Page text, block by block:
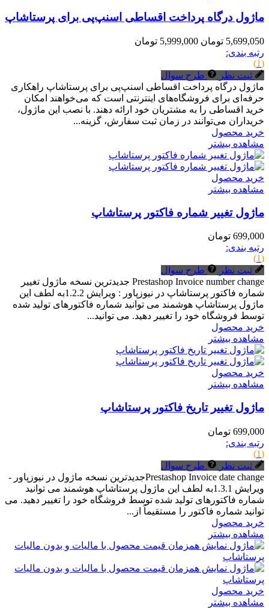
ماژول درگاه پرداخت اقساطی اسنپ‌پی برای پرستاشاپ
5,699,050 تومان
5,999,000 تومان
رتبه بندی:
(1)
ثبت نظر
طرح سوال
ماژول درگاه پرداخت اقساطی اسنپ‌پی برای پرستاشاپ راهکاری
حرفه‌ای برای فروشگاه‌های اینترنتی است که می‌خواهند امکان
خرید اقساطی را به مشتریان خود ارائه دهند. با نصب این ماژول،
خریداران می‌توانند در زمان ثبت سفارش، گزینه...
خرید محصول
مشاهده بیشتر
خرید محصول
مشاهده بیشتر
ماژول تغییر شماره فاکتور پرستاشاپ
699,000 تومان
رتبه بندی:
(1)
ثبت نظر
طرح سوال
Prestashop Invoice number change جدیدترین نسخه ماژول تغییر
شماره فاکتور پرستاشاپ در نیوزپاور : ویرایش 1.2.2به لطف این
ماژول پرستاشاپ هوشمند می توانید شماره فاکتورهای تولید شده
توسط فروشگاه خود را تغییر دهید. می توانید...
خرید محصول
مشاهده بیشتر
خرید محصول
مشاهده بیشتر
ماژول تغییر تاریخ فاکتور پرستاشاپ
699,000 تومان
رتبه بندی:
(1)
ثبت نظر
طرح سوال
Prestashop Invoice date changeجدیدترین نسخه ماژول در نیوزپاور -
ویرایش 1.3.1به لطف این ماژول پرستاشاپ هوشمند می توانید
شماره فاکتورهای تولید شده توسط فروشگاه خود را تغییر دهید. می
توانید شماره فاکتور را مستقیماً از...
خرید محصول
مشاهده بیشتر
خرید محصول
مشاهده بیشتر